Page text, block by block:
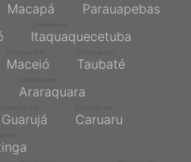
Macapá Parauapebas
Itaquaquecetuba
Maceió Taubaté
Araraquara
Guarujá Caruaru